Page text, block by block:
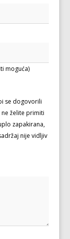
moguća)
se dogovorili
želite primiti
zapakirana,
nije vidljiv